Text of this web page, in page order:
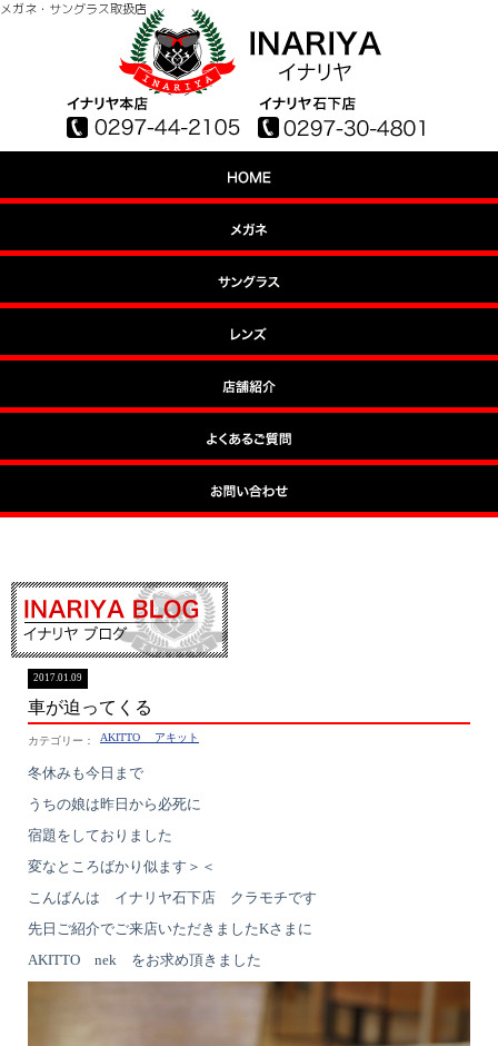
メガネ・サングラス取扱店
車が迫ってくる
2017.01.09
AKITTO アキット
冬休みも今日まで
うちの娘は昨日から必死に
宿題をしておりました
変なところばかり似ます＞＜
こんばんは イナリヤ石下店 クラモチです
先日ご紹介でご来店いただきましたKさまに
AKITTO nek をお求め頂きました